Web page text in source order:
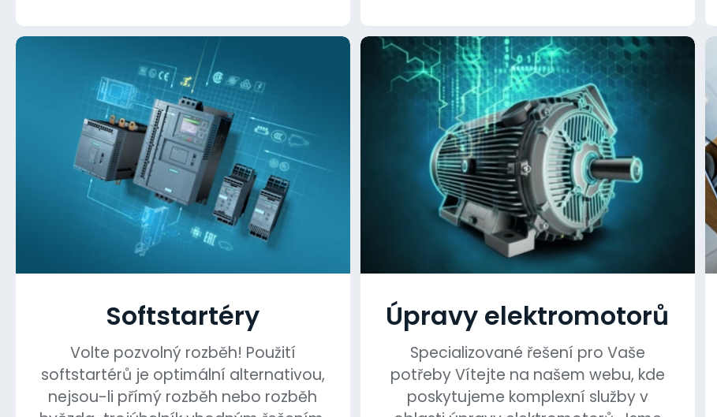
Softstartéry
Volte pozvolný rozběh! Použití
softstartérů je optimální alternativou,
nejsou-li přímý rozběh nebo rozběh
Úpravy elektromotorů
Specializované řešení pro Vaše
potřeby Vítejte na našem webu, kde
poskytujeme komplexní služby v